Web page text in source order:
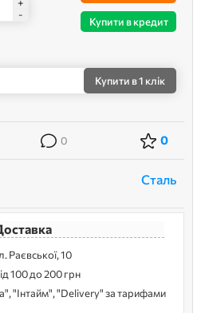
+
-
Купити в кредит
Купити в 1 клік
0 0
Сталь
Раєвської, 10
100 до 200 грн
"Інтайм", "Delivery" за тарифами